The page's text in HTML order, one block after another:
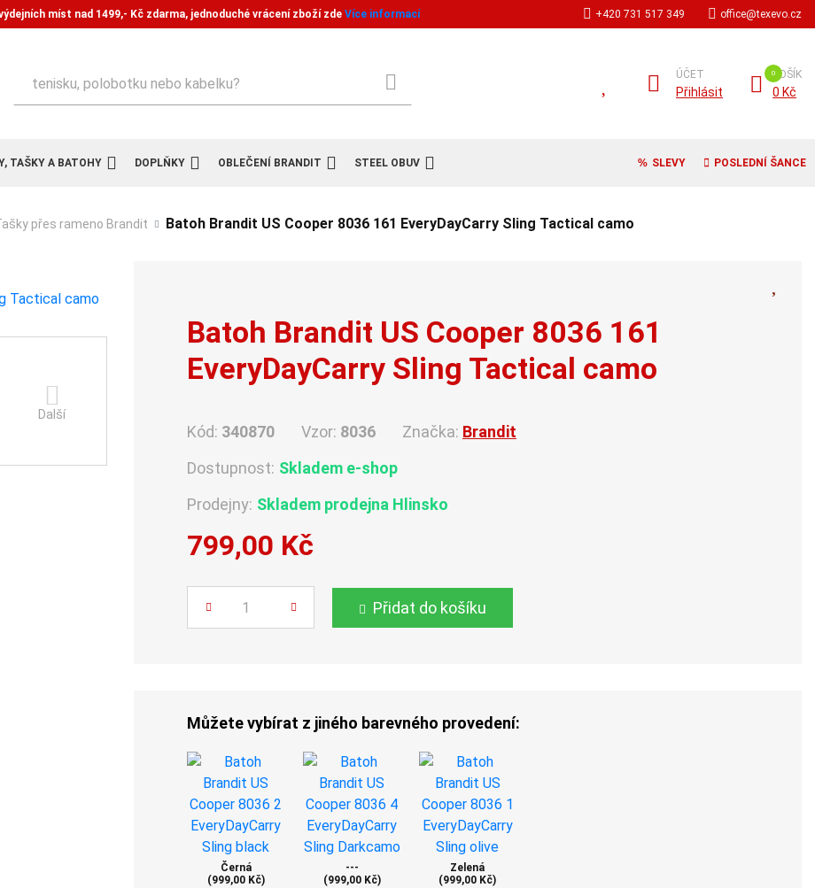
míst nad 1499,- Kč zdarma, jednoduché vrácení zboží zde Více informací +420 731 517 349 office@texevo.cz
ÚČET
Přihlásit
KOŠÍK
0 Kč
TAŠKY A BATOHY DOPLŇKY OBLEČENÍ BRANDIT STEEL OBUV SLEVY POSLEDNÍ ŠANCE
přes rameno Brandit Batoh Brandit US Cooper 8036 161 EveryDayCarry Sling Tactical camo
Další
Batoh Brandit US Cooper 8036 161
EveryDayCarry Sling Tactical camo
Kód: 340870 Vzor: 8036 Značka: Brandit
Dostupnost: Skladem e-shop
Prodejny: Skladem prodejna Hlinsko
799,00 Kč
Přidat do košíku
Můžete vybírat z jiného barevného provedení:
Černá
(999,00 Kč)
---
(999,00 Kč)
Zelená
(999,00 Kč)